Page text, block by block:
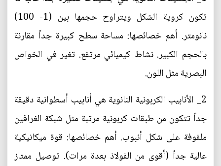
تكون كروية الشكل ويتراوح حجمها بين (1- 100)
نانومتر. أهم خصائصها: مساحة سطح كبيرة جداً مقارنة
بالحجم الكبير. نشاط كيميائي مرتفع. تغير في الخواص
البصرية مثل اللون.
2_ الأنابيب الكربونية النانوية هي أنابيب أسطوانية دقيقة
جداً تتكون من طبقات كربونية مرتبة مثل شبكة الغرافين
ملفوفة على شكل أنبوب. أهم خصائصها: قوة ميكانيكية
عالية جداً (أقوى من الفولاذ بعدة مرات). توصيل ممتاز